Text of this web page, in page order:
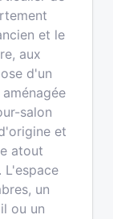
et le
aux
d'un
salon
et
atout
L'espace
un
ou un